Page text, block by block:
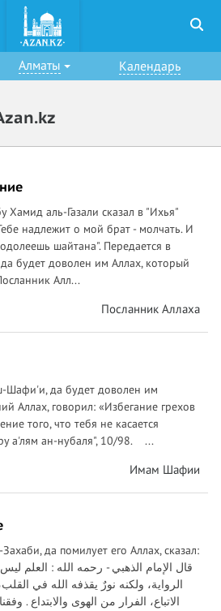
Алматы Календарь
Хамид аль-Газали сказал в "Ихья"
надлежит о мой брат - молчать. И
шайтана". Передается в
будет доволен им Аллах, который
Алл...
Посланник Аллаха
Шафи'и, да будет доволен им
Аллах, говорил: «Избегание грехов
того, что тебя не касается
а'лям ан-нубаля", 10/98. ...
Имам Шафии
да помилует его Аллах, сказал:
‏قال الإمام الذهبي - رحمه الله : العلم
الرواية، ولكنه نورٌ يقذفه الله في
الاتباع، الفرار من الهوى والابتداع .